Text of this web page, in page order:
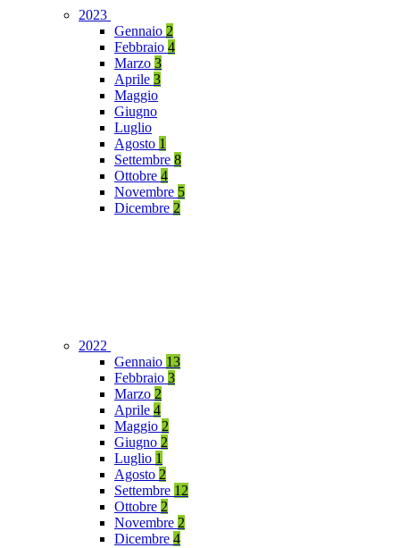
2023
Gennaio 2
Febbraio 4
Marzo 3
Aprile 3
Maggio
Giugno
Luglio
Agosto 1
Settembre 8
Ottobre 4
Novembre 5
Dicembre 2
2022
Gennaio 13
Febbraio 3
Marzo 2
Aprile 4
Maggio 2
Giugno 2
Luglio 1
Agosto 2
Settembre 12
Ottobre 2
Novembre 2
Dicembre 4